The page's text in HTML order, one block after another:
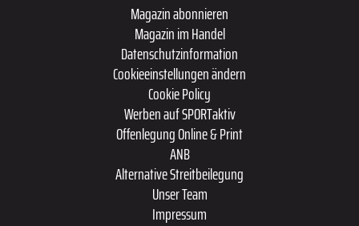
Magazin abonnieren
Magazin im Handel
Datenschutzinformation
Cookieeinstellungen ändern
Cookie Policy
Werben auf SPORTaktiv
Offenlegung Online & Print
ANB
Alternative Streitbeilegung
Unser Team
Impressum